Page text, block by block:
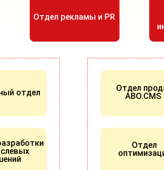
отдел
Отдел
Отдел
ABO.CMS
Отдел рекламы и PR